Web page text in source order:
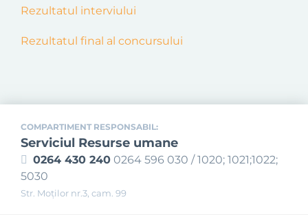
Rezultatul interviului
Rezultatul final al concursului
COMPARTIMENT RESPONSABIL:
Serviciul Resurse umane
0264 430 240 0264 596 030 / 1020; 1021;1022;
5030
Str. Moţilor nr.3, cam. 99